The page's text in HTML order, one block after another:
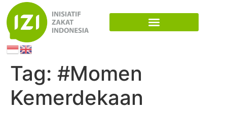
Tag: #Momen
Kemerdekaan